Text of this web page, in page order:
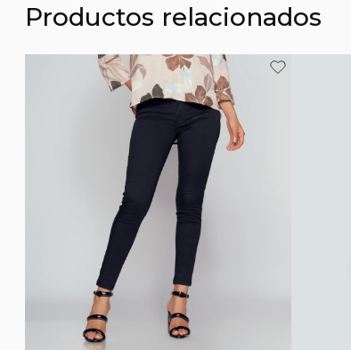
Productos relacionados